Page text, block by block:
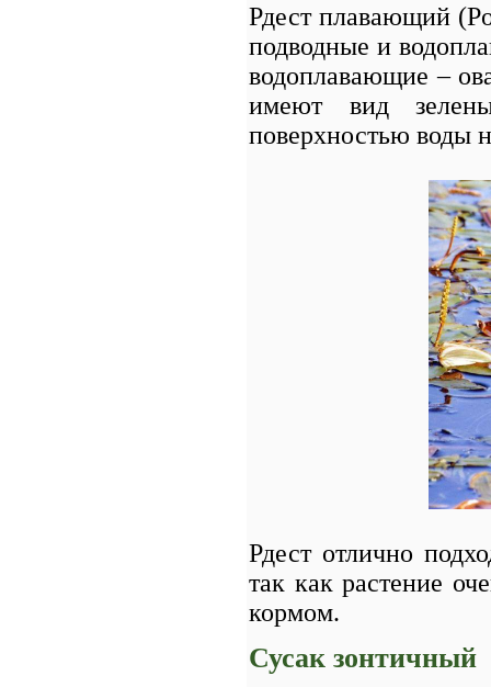
Рдест плавающий
подводные и
водоплавающие –
имеют вид
поверхностью воды
Рдест отлично
так как растение
кормом.
Сусак зонтичный